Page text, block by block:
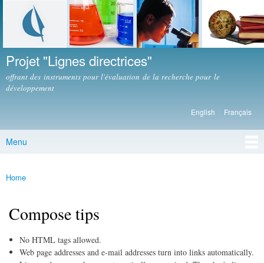
Skip to
main
content
Projet "Lignes directrices"
offrant des instruments pour l'évaluation de la recherche pour le
développement
English Français
Main menu
Menu
You are here
Home
Compose tips
No HTML tags allowed.
Web page addresses and e-mail addresses turn into links automatically.